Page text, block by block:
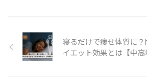
寝るだけで痩せ体質に
イエット効果とは【中高